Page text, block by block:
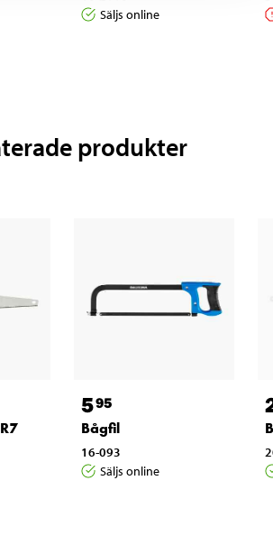
Säljs online
produkter
595
Bågfil
16-093
Säljs online